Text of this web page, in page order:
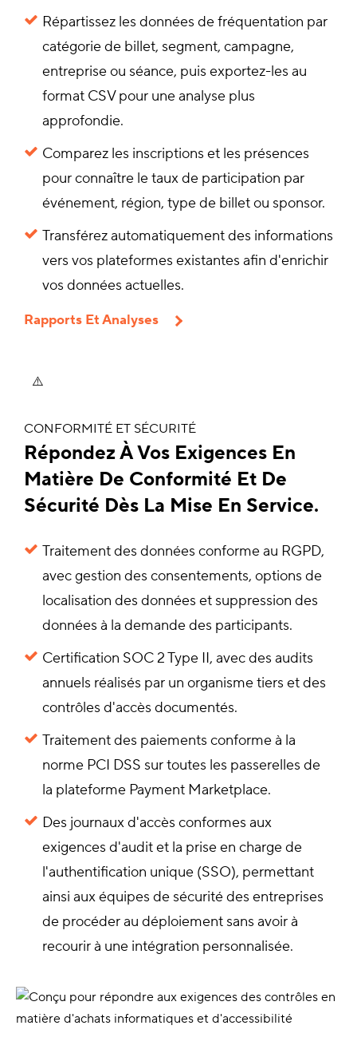
Répartissez les données de fréquentation par
catégorie de billet, segment, campagne,
entreprise ou séance, puis exportez-les au
format CSV pour une analyse plus
approfondie.
Comparez les inscriptions et les présences
pour connaître le taux de participation par
événement, région, type de billet ou sponsor.
Transférez automatiquement des informations
vers vos plateformes existantes afin d'enrichir
vos données actuelles.
Rapports Et Analyses
CONFORMITÉ ET SÉCURITÉ
Répondez À Vos Exigences En
Matière De Conformité Et De
Sécurité Dès La Mise En Service.
Traitement des données conforme au RGPD,
avec gestion des consentements, options de
localisation des données et suppression des
données à la demande des participants.
Certification SOC 2 Type II, avec des audits
annuels réalisés par un organisme tiers et des
contrôles d'accès documentés.
Traitement des paiements conforme à la
norme PCI DSS sur toutes les passerelles de
la plateforme Payment Marketplace.
Des journaux d'accès conformes aux
exigences d'audit et la prise en charge de
l'authentification unique (SSO), permettant
ainsi aux équipes de sécurité des entreprises
de procéder au déploiement sans avoir à
recourir à une intégration personnalisée.